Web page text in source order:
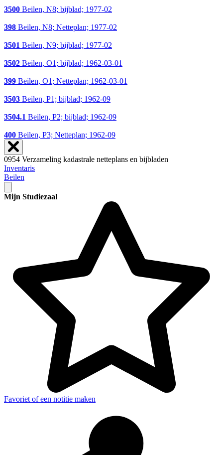
3500 Beilen, N8; bijblad; 1977-02
398 Beilen, N8; Netteplan; 1977-02
3501 Beilen, N9; bijblad; 1977-02
3502 Beilen, O1; bijblad; 1962-03-01
399 Beilen, O1; Netteplan; 1962-03-01
3503 Beilen, P1; bijblad; 1962-09
3504.1 Beilen, P2; bijblad; 1962-09
400 Beilen, P3; Netteplan; 1962-09
0954 Verzameling kadastrale netteplans en bijbladen
Inventaris
Beilen
Mijn Studiezaal
Favoriet of een notitie maken